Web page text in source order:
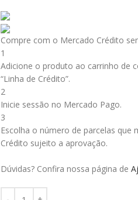
Compre com o Mercado Crédito
1
Adicione o produto ao carrinho de
“Linha de Crédito”.
2
Inicie sessão no Mercado Pago.
3
Escolha o número de parcelas que
Crédito sujeito a aprovação.
Dúvidas? Confira nossa página de